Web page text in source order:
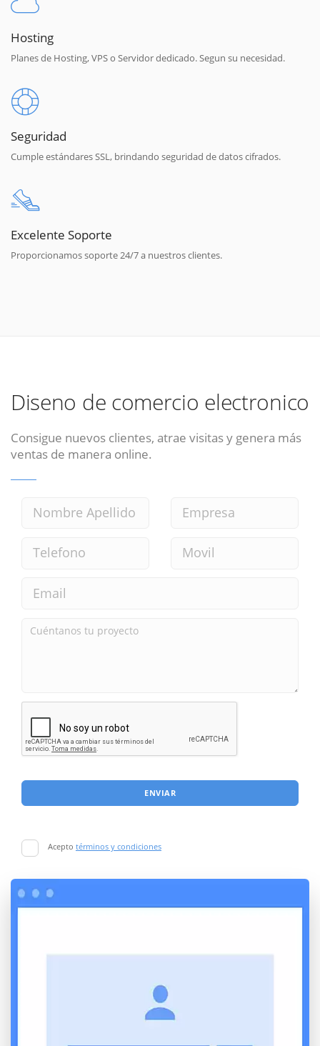
Hosting
Planes de Hosting, VPS o Servidor dedicado. Segun su necesidad.
Seguridad
Cumple estándares SSL, brindando seguridad de datos cifrados.
Excelente Soporte
Proporcionamos soporte 24/7 a nuestros clientes.
Diseno de comercio electronico
Consigue nuevos clientes, atrae visitas y genera más
ventas de manera online.
ENVIAR
Acepto términos y condiciones